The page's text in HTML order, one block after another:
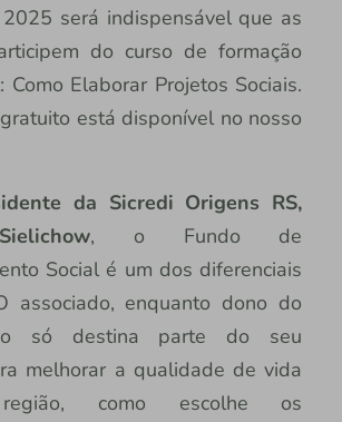
será indispensável que as
do curso de formação
Como Elaborar Projetos Sociais.
está disponível no nosso
da Sicredi Origens RS,
, o Fundo de
Social é um dos diferenciais
associado, enquanto dono do
só destina parte do seu
melhorar a qualidade de vida
como escolhe os